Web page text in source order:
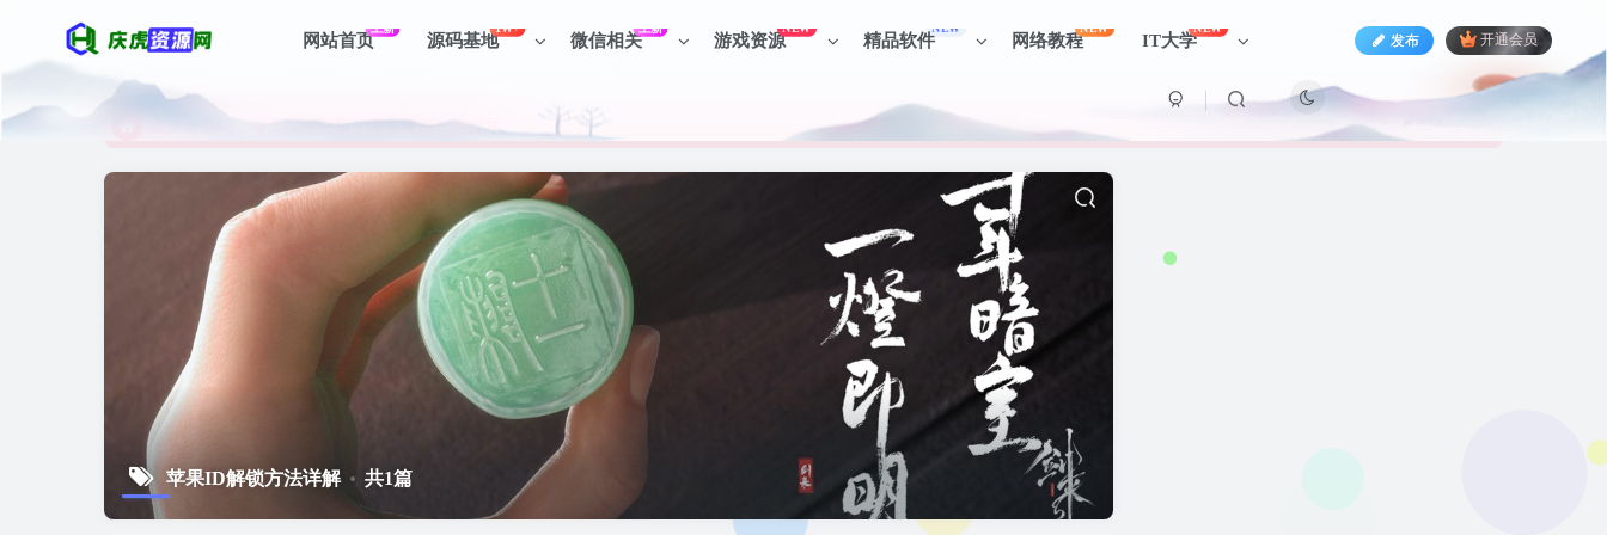
网站首页
上新
源码基地
1W+
微信相关
上新
游戏资源
NEW
精品软件
NEW
网络教程
NEW
IT大学
NEW
发布 开通会员
资深资源站，每天实时更新，海量资源一网打尽。
【启明网】找项目 + 低成本创业 + 减少信息差 + 见识各种项目 + 提升网创认知。
资深资源站，每天实时更新，海量资源一网打尽。
苹果ID解锁方法详解 共1篇